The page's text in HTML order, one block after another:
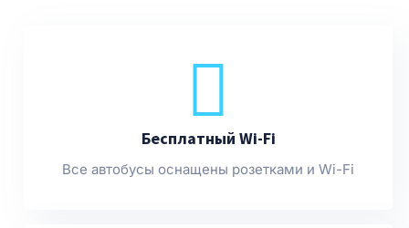
Бесплатный Wi-Fi
Все автобусы оснащены розетками и Wi-Fi